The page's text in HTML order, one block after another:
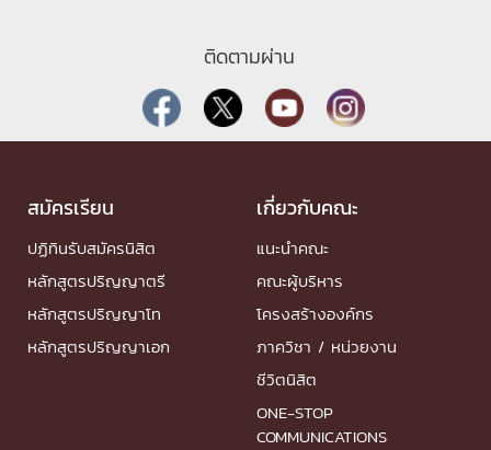
ติดตามผ่าน
สมัครเรียน
ปฏิทินรับสมัครนิสิต
หลักสูตรปริญญาตรี
หลักสูตรปริญญาโท
หลักสูตรปริญญาเอก
เกี่ยวกับคณะ
แนะนำคณะ
คณะผู้บริหาร
โครงสร้างองค์กร
ภาควิชา / หน่วยงาน
ชีวิตนิสิต
ONE-STOP
COMMUNICATIONS